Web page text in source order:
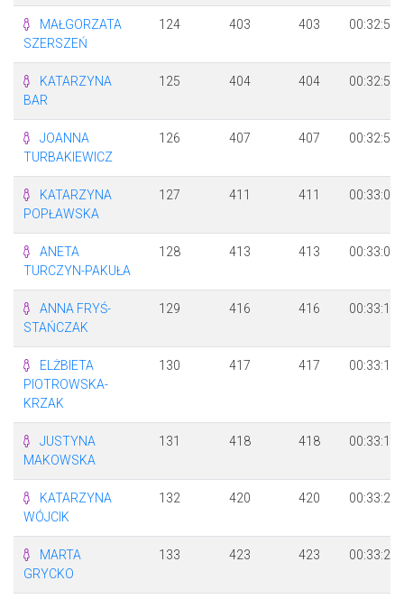
MAŁGORZATA
SZERSZEŃ
124 403 403 00:32:55
KATARZYNA
BAR
125 404 404 00:32:55
JOANNA
TURBAKIEWICZ
126 407 407 00:32:58
KATARZYNA
POPŁAWSKA
127 411 411 00:33:04
ANETA
TURCZYN-PAKUŁA
128 413 413 00:33:09
ANNA FRYŚ-
STAŃCZAK
129 416 416 00:33:15
ELŻBIETA
PIOTROWSKA-
KRZAK
130 417 417 00:33:15
JUSTYNA
MAKOWSKA
131 418 418 00:33:16
KATARZYNA
WÓJCIK
132 420 420 00:33:21
MARTA
GRYCKO
133 423 423 00:33:23